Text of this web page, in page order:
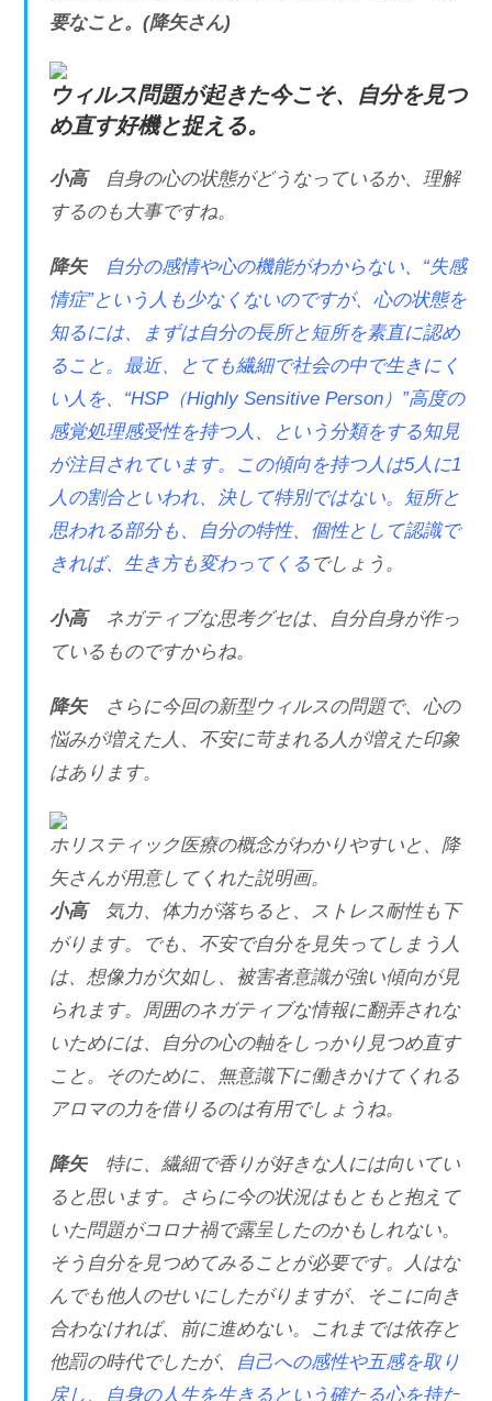
要なこと。(降矢さん)
ウィルス問題が起きた今こそ、自分を見つ
め直す好機と捉える。
小高 自身の心の状態がどうなっているか、理解
するのも大事ですね。
降矢 自分の感情や心の機能がわからない、“失感
情症”という人も少なくないのですが、心の状態を
知るには、まずは自分の長所と短所を素直に認め
ること。最近、とても繊細で社会の中で生きにく
い人を、“HSP（Highly Sensitive Person）”高度の
感覚処理感受性を持つ人、という分類をする知見
が注目されています。この傾向を持つ人は5人に1
人の割合といわれ、決して特別ではない。短所と
思われる部分も、自分の特性、個性として認識で
きれば、生き方も変わってくる でしょう。
小高 ネガティブな思考グセは、自分自身が作っ
ているものですからね。
降矢 さらに今回の新型ウィルスの問題で、心の
悩みが増えた人、不安に苛まれる人が増えた印象
はあります。
ホリスティック医療の概念がわかりやすいと、降
矢さんが用意してくれた説明画。
小高 気力、体力が落ちると、ストレス耐性も下
がります。でも、不安で自分を見失ってしまう人
は、想像力が欠如し、被害者意識が強い傾向が見
られます。周囲のネガティブな情報に翻弄されな
いためには、自分の心の軸をしっかり見つめ直す
こと。そのために、無意識下に働きかけてくれる
アロマの力を借りるのは有用でしょうね。
降矢 特に、繊細で香りが好きな人には向いてい
ると思います。さらに今の状況はもともと抱えて
いた問題がコロナ禍で露呈したのかもしれない。
そう自分を見つめてみることが必要です。人はな
んでも他人のせいにしたがりますが、そこに向き
合わなければ、前に進めない。これまでは依存と
他罰の時代でしたが、 自己への感性や五感を取り
戻し、自身の人生を生きるという確たる心を持た